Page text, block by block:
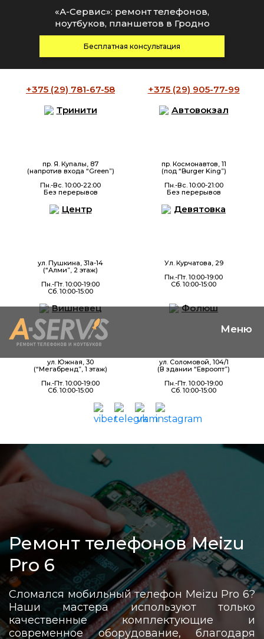
+375 (29) 781-67-58 +375 (29) 905-77-99
Тринити
пр. Я. Купалы, 87
(напротив входа “Green”)
Пн.-Вс. 10:00-22:00
Без перерывов
Автовокзал
пр. Космонавтов, 11
(под “Burger King”)
Пн.-Вс. 10:00-21:00
Без перерывов
Центр
ул. Пушкина, 31а-14
(“Алми”, 2 этаж)
Пн.-Пт. 10:00-19:00
Сб. 10:00-15:00
Девятовка
Ул. Курчатова, 29
Пн.-Пт. 10:00-19:00
Сб. 10:00-15:00
Вишневец
ул. Южная, 30
(“Мегабренд”, 1 этаж)
Пн.-Пт. 10:00-19:00
Сб. 10:00-15:00
Фолюш
ул. Соломовой, 104/1
(В здании “Евроопт”)
Пн.-Пт. 10:00-19:00
Сб. 10:00-15:00
«А-Сервис»: ремонт телефонов,
ноутбуков, планшетов в Гродно
Бесплатная консультация
Ремонт телефонов Meizu
Pro 6
Сломался мобильный телефон Meizu Pro 6?
Наши мастера используют только
качественные комплектующие и
современное оборудование, благодаря